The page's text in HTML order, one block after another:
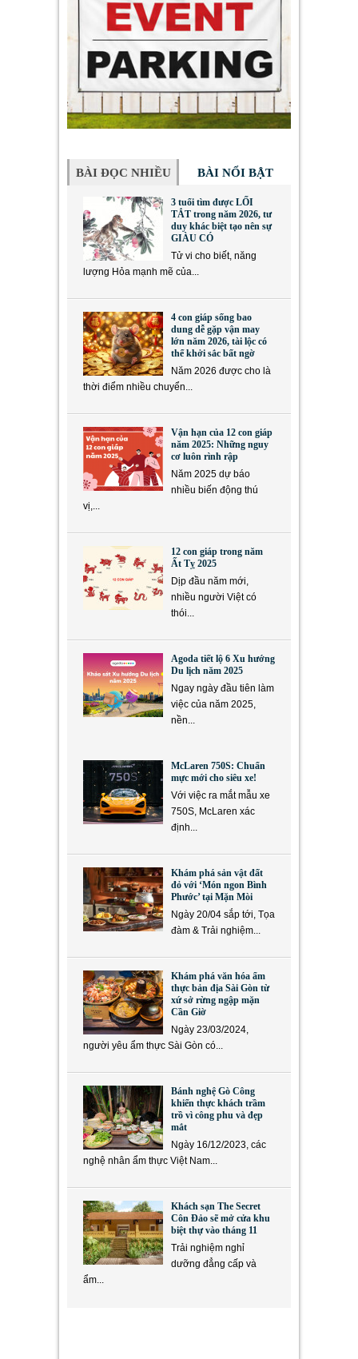
BÀI ĐỌC NHIỀU BÀI NỔI BẬT
3 tuổi tìm được LỐI
TẮT trong năm 2026, tư
duy khác biệt tạo nên sự
GIÀU CÓ
Tử vi cho biết, năng
lượng Hỏa mạnh mẽ của...
4 con giáp sống bao
dung dễ gặp vận may
lớn năm 2026, tài lộc có
thể khởi sắc bất ngờ
Năm 2026 được cho là
thời điểm nhiều chuyển...
Vận hạn của 12 con giáp
năm 2025: Những nguy
cơ luôn rình rập
Năm 2025 dự báo
nhiều biến động thú
vị,...
12 con giáp trong năm
Ất Tỵ 2025
Dịp đầu năm mới,
nhiều người Việt có
thói...
Agoda tiết lộ 6 Xu hướng
Du lịch năm 2025
Ngay ngày đầu tiên làm
việc của năm 2025,
nền...
McLaren 750S: Chuẩn
mực mới cho siêu xe!
Với việc ra mắt mẫu xe
750S, McLaren xác
định...
Khám phá sản vật đất
đỏ với ‘Món ngon Bình
Phước’ tại Mặn Mòi
Ngày 20/04 sắp tới, Tọa
đàm & Trải nghiệm...
Khám phá văn hóa ẩm
thực bản địa Sài Gòn từ
xứ sở rừng ngập mặn
Cần Giờ
Ngày 23/03/2024,
người yêu ẩm thực Sài Gòn có...
Bánh nghệ Gò Công
khiến thực khách trầm
trồ vì công phu và đẹp
mắt
Ngày 16/12/2023, các
nghệ nhân ẩm thực Việt Nam...
Khách sạn The Secret
Côn Đảo sẽ mở cửa khu
biệt thự vào tháng 11
Trải nghiệm nghỉ
dưỡng đẳng cấp và
ẩm...